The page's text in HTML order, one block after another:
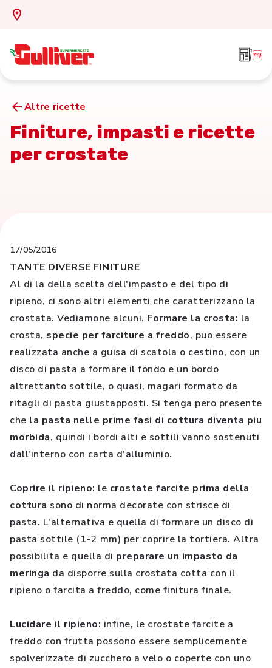
Altre ricette
Finiture, impasti e ricette
per crostate
17/05/2016
TANTE DIVERSE FINITURE
Al di la della scelta dell'impasto e del tipo di
ripieno, ci sono altri elementi che caratterizzano la
crostata. Vediamone alcuni. Formare la crosta: la
crosta, specie per farciture a freddo, puo essere
realizzata anche a guisa di scatola o cestino, con un
disco di pasta a formare il fondo e un bordo
altrettanto sottile, o quasi, magari formato da
ritagli di pasta giustapposti. Si tenga pero presente
che la pasta nelle prime fasi di cottura diventa piu
morbida, quindi i bordi alti e sottili vanno sostenuti
dall'interno con carta d'alluminio.
Coprire il ripieno: le crostate farcite prima della
cottura sono di norma decorate con strisce di
pasta. L'alternativa e quella di formare un disco di
pasta sottile (1-2 mm) per coprire la tortiera. Altra
possibilita e quella di preparare un impasto da
meringa da disporre sulla crostata cotta con il
ripieno o farcita a freddo, come finitura finale.
Lucidare il ripieno: infine, le crostate farcite a
freddo con frutta possono essere semplicemente
spolverizzate di zucchero a velo o coperte con uno